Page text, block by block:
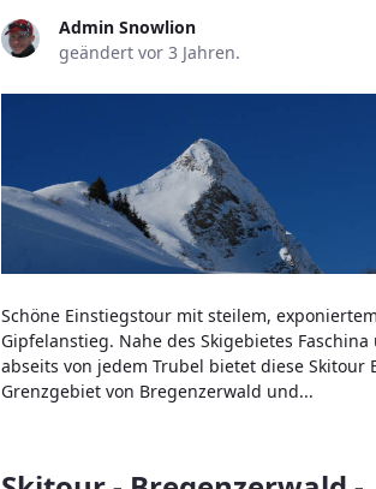
Admin Snowlion
geändert vor 3 Jahren.
Schöne Einstiegstour mit steilem, exponiertem
Gipfelanstieg. Nahe des Skigebietes
abseits von jedem Trubel bietet diese Skitour
Grenzgebiet von Bregenzerwald und...